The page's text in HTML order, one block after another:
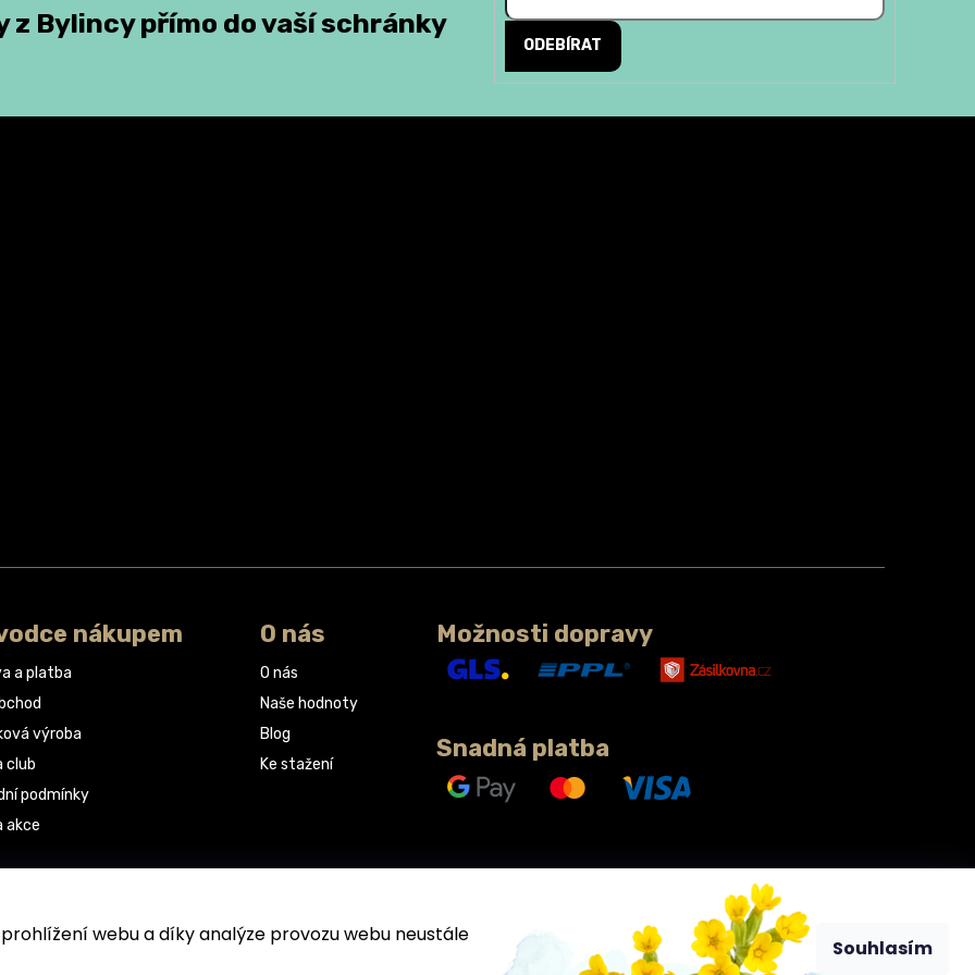
webu a díky analýze provozu webu neustále
Souhlasím
z Bylincy přímo do vaší schránky
ODEBÍRAT
nákupem
a platba
výroba
club
podmínky
akce
O nás
O nás
Naše hodnoty
Blog
Ke stažení
Možnosti dopravy
Snadná platba